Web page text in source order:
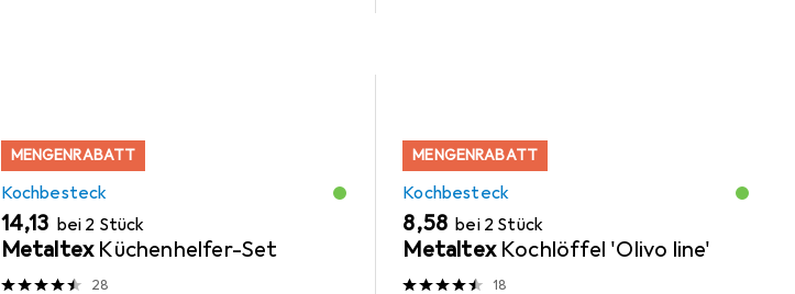
MENGENRABATT
Kochbesteck
EUR
14,13 bei 2 Stück
Metaltex Küchenhelfer-Set
28
MENGENRABATT
Kochbesteck
EUR
8,58 bei 2 Stück
Metaltex Kochlöffel 'Olivo line'
18